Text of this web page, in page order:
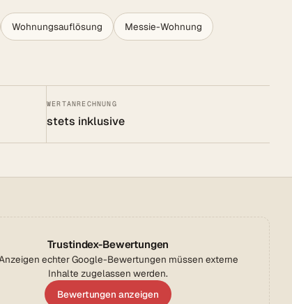
Wohnungsauflösung Messie-Wohnung
WERTANRECHNUNG
stets inklusive
Trustindex-Bewertungen
echter Google-Bewertungen müssen externe
Inhalte zugelassen werden.
Bewertungen anzeigen